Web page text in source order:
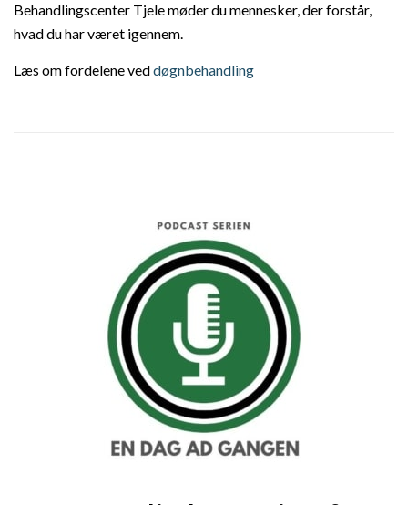
Behandlingscenter Tjele møder du mennesker, der forstår,
hvad du har været igennem.
Læs om fordelene veddøgnbehandling